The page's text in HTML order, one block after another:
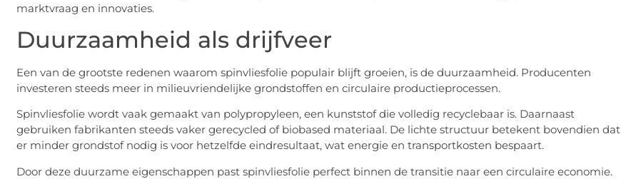
marktvraag en innovaties.
Duurzaamheid als drijfveer
Een van de grootste redenen waarom spinvliesfolie populair blijft groeien, is de duurzaamheid. Producenten
investeren steeds meer in milieuvriendelijke grondstoffen en circulaire productieprocessen.
Spinvliesfolie wordt vaak gemaakt van polypropyleen, een kunststof die volledig recyclebaar is. Daarnaast
gebruiken fabrikanten steeds vaker gerecycled of biobased materiaal. De lichte structuur betekent bovendien dat
er minder grondstof nodig is voor hetzelfde eindresultaat, wat energie en transportkosten bespaart.
Door deze duurzame eigenschappen past spinvliesfolie perfect binnen de transitie naar een circulaire economie.